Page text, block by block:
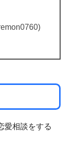
愛相談をする